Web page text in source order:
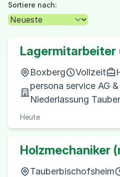
Sortiere nach:
Lagermitarbeiter
Boxberg Vollzeit
persona service AG
Niederlassung
Heute
Holzmechaniker
Tauberbischofsheim